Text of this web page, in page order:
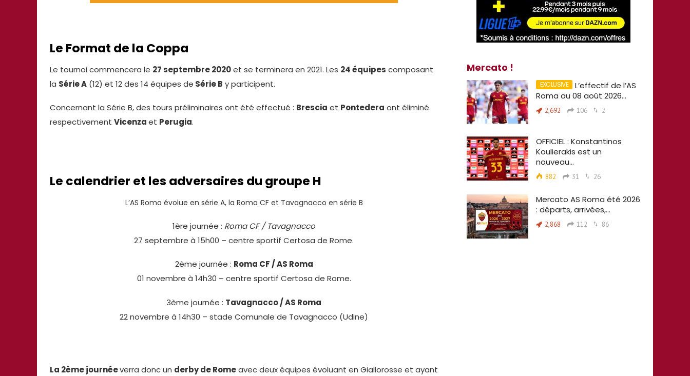
Le Format de la Coppa
Le tournoi commencera le 27 septembre 2020et se terminera en 2021. Les 24 équipes composant
la Série A (12) et 12 des 14 équipes de Série B y participent.
Concernant la Série B, des tours préliminaires ont été effectué : Brescia et Pontedera ont éliminé
respectivement Vicenzaet Perugia.
Le calendrier et les adversaires du groupe H
L’AS Roma évolue en série A, la Roma CF et Tavagnacco en série B
1ère journée : Roma CF / Tavagnacco
27 septembre à 15h00 – centre sportif Certosa de Rome.
2ème journée : Roma CF / AS Roma
01 novembre à 14h30 – centre sportif Certosa de Rome.
3ème journée : Tavagnacco / AS Roma
22 novembre à 14h30 – stade Comunale de Tavagnacco (Udine)
La 2ème journéeverra donc un derby de Romeavec deux équipes évoluant en Giallorosse et ayant
Mercato !
L’effectif de l’AS
Roma au 08 août 2026…
2,692 106 2
OFFICIEL : Konstantinos
Koulierakis est un
nouveau…
882 31 26
Mercato AS Roma été 2026
: départs, arrivées,…
2,868 112 86